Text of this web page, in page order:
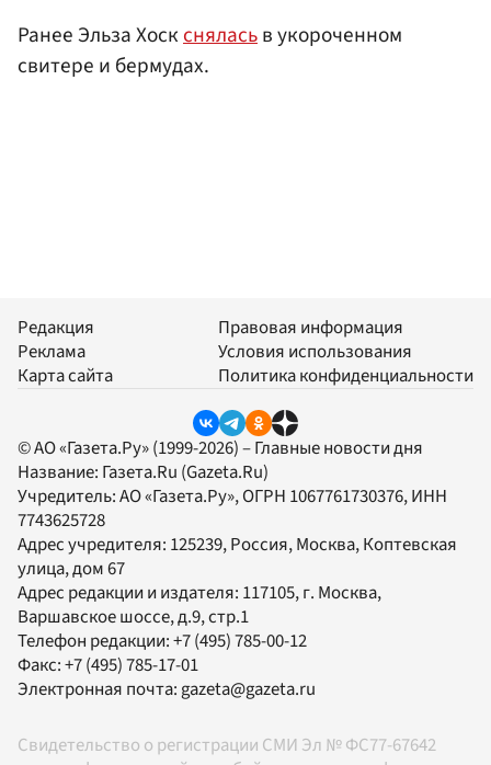
Ранее Эльза Хосксняласьв укороченном
свитере и бермудах.
Редакция
Реклама
Карта сайта
Правовая информация
Условия использования
Политика конфиденциальности
© АО «Газета.Ру» (1999-2026) – Главные новости дня
Название: Газета.Ru (Gazeta.Ru)
Учредитель:АО «Газета.Ру», ОГРН 1067761730376, ИНН
7743625728
Адрес учредителя: 125239, Россия, Москва, Коптевская
улица, дом 67
Адрес редакции и издателя: 117105, г. Москва,
Варшавское шоссе, д.9, стр.1
Телефон редакции:+7 (495) 785-00-12
Факс:+7 (495) 785-17-01
Электронная почта:gazeta@gazeta.ru
Свидетельство о регистрации СМИ Эл № ФС77-67642